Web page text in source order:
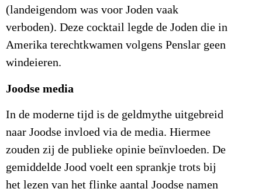
(landeigendom was voor Joden vaak
verboden). Deze cocktail legde de Joden die in
Amerika terechtkwamen volgens Penslar geen
windeieren.
Joodse media
In de moderne tijd is de geldmythe uitgebreid
naar Joodse invloed via de media. Hiermee
zouden zij de publieke opinie beïnvloeden. De
gemiddelde Jood voelt een sprankje trots bij
het lezen van het flinke aantal Joodse namen